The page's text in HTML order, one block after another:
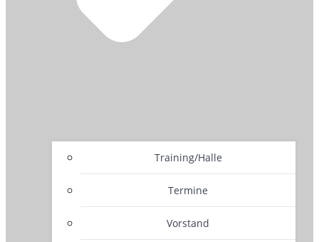
Training/Halle
Termine
Vorstand